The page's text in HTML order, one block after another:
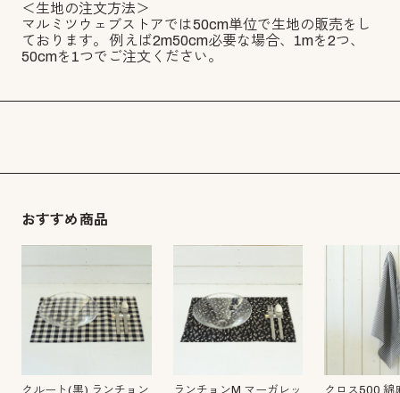
＜生地の注文方法＞
マルミツウェブストアでは50cm単位で生地の販売をし
ております。 例えば2m50cm必要な場合、1mを2つ、
50cmを1つでご注文ください。
おすすめ商品
クルート(黒) ランチョン ランチョンM マーガレッ クロス500 綿